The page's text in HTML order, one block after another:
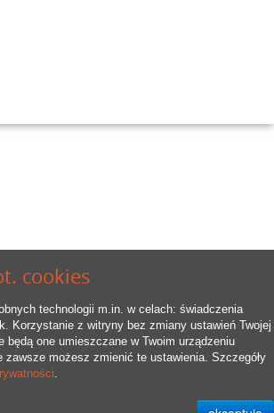
cookies
technologii m.in. w celach: świadczenia
Korzystanie z witryny bez zmiany ustawień Twojej
będą one umieszczane w Twoim urządzeniu
zawsze możesz zmienić te ustawienia. Szczegóły
.